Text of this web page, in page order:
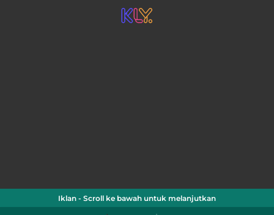
Iklan - Scroll ke bawah untuk melanjutkan